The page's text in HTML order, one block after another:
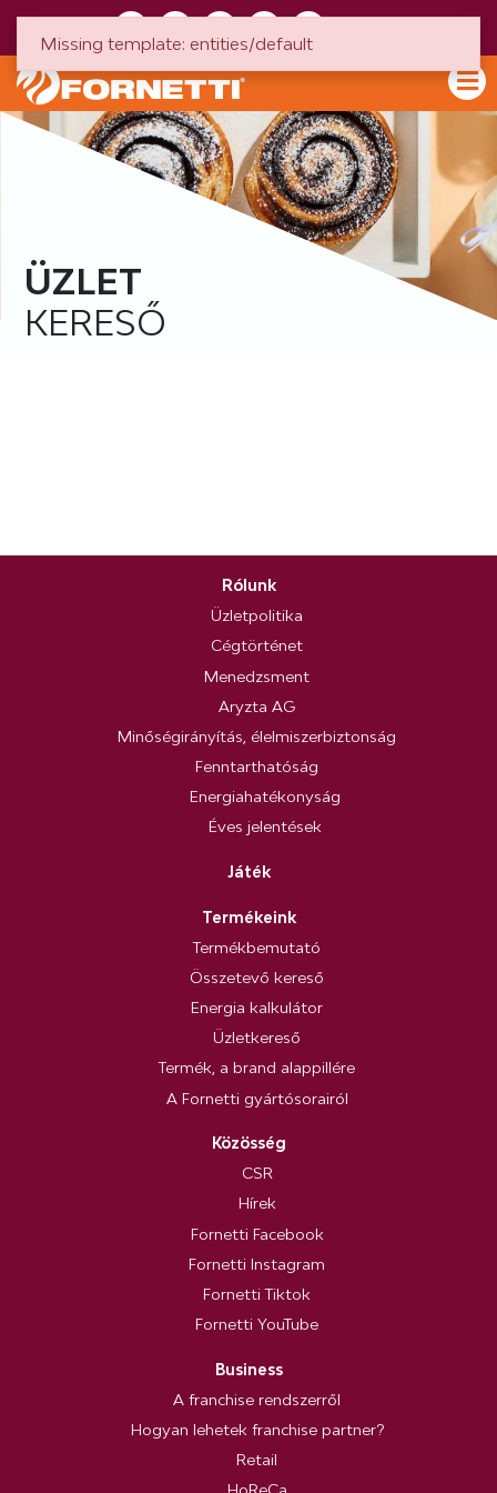
ÜZLET
KERESŐ
Rólunk
Üzletpolitika
Cégtörténet
Menedzsment
Aryzta AG
Minőségirányítás, élelmiszerbiztonság
Fenntarthatóság
Energiahatékonyság
Éves jelentések
Játék
Termékeink
Termékbemutató
Összetevő kereső
Energia kalkulátor
Üzletkereső
Termék, a brand alappillére
A Fornetti gyártósorairól
Közösség
CSR
Hírek
Fornetti Facebook
Fornetti Instagram
Fornetti Tiktok
Fornetti YouTube
Business
A franchise rendszerről
Hogyan lehetek franchise partner?
Retail
Missing template: entities/default